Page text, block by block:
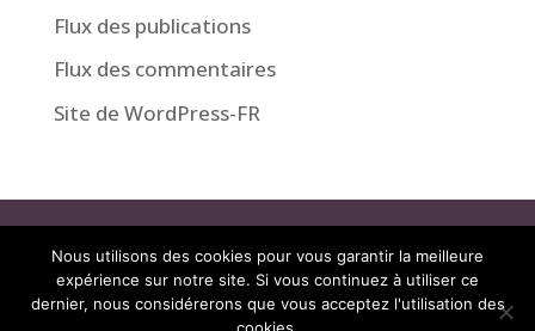
Flux des publications
Flux des commentaires
Site de WordPress-FR
© Magasin Bio Avicenne
Nous utilisons des cookies pour vous garantir la meilleure
expérience sur notre site. Si vous continuez à utiliser ce
dernier, nous considérerons que vous acceptez l'utilisation des